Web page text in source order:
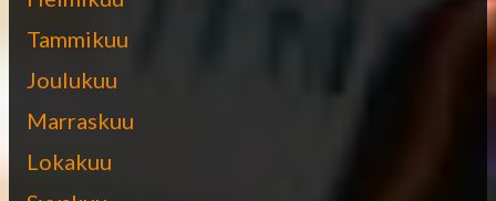
Tammikuu
Joulukuu
Marraskuu
Lokakuu